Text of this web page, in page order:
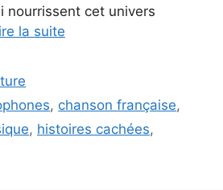
nourrissent cet univers
la suite
, chanson française,
, histoires cachées,